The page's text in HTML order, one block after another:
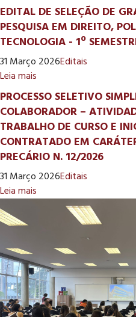
EDITAL DE SELEÇÃO DE
PESQUISA EM DIREITO,
TECNOLOGIA - 1º
31 Março 2026Editais
Leia mais
PROCESSO SELETIVO
COLABORADOR –
TRABALHO DE CURSO E
CONTRATADO EM
PRECÁRIO N. 12/2026
31 Março 2026Editais
Leia mais